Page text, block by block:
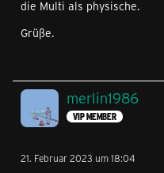
die Multi als physische.
Grüße.
merlin1986
VIP MEMBER
21. Februar 2023 um 18:04